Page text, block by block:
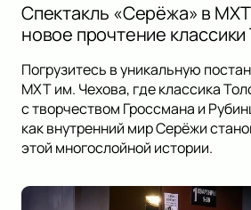
Спектакль «Серёжа» в
новое прочтение классики
Погрузитесь в уникальную
МХТ им. Чехова, где классика
с творчеством Гроссмана и
как внутренний мир Серёжи
этой многослойной истории.